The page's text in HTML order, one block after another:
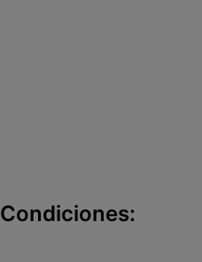
Condiciones: